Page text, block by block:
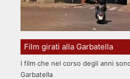
Film girati alla Garbatella
I film che nel corso degli anni
Garbatella